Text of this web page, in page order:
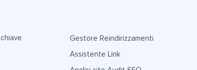
Gestore Reindirizzamenti
Assistente Link